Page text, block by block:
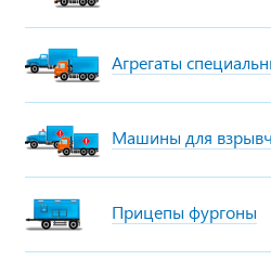
Агрегаты
Машины для
Прицепы фургоны